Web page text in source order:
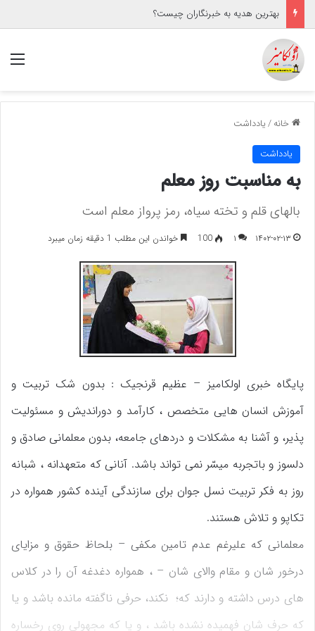
بهترین هدیه به خبرنگاران چیست؟
خانه/یادداشت
یادداشت
به مناسبت روز معلم
بالهای قلم و تخته سياه، رمز پرواز معلم است
۱۴۰۲-۰۲-۱۳ ۱ 100 خواندن این مطلب 1 دقیقه زمان میبرد
پایگاه خبری اولکامیز – عظیم قرنجیک : بدون شک تربیت و
آموزش انسان هایی متخصص ، کارآمد و دوراندیش و مسئولیت
پذیر، و آشنا به مشکلات و دردهای جامعه، بدون معلمانی صادق و
دلسوز و باتجربه میسّر نمی تواند باشد. آنانی که متعهدانه ، شبانه
روز به فکر تربیت نسل جوان برای سازندگی آینده کشور همواره در
تکاپو و تلاش هستند.
معلمانی که علیرغم عدم تامین مکفی – بلحاظ حقوق و مزایای
درخور شان و مقام والای شان – ، همواره دغدغه آن را در کلاس
های درس داشته و دارند که؛ نکند، حرفی ناگفته مانده باشد و یا
که حرف شان فهمیده نشده باشد ، و یا که مجهولی روی رخساره